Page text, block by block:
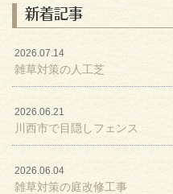
新着記事
2026.07.14
雑草対策の人工芝
2026.06.21
川西市で目隠しフェンス
2026.06.04
雑草対策の庭改修工事